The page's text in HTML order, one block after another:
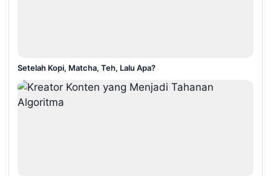
Setelah Kopi, Matcha, Teh, Lalu Apa?